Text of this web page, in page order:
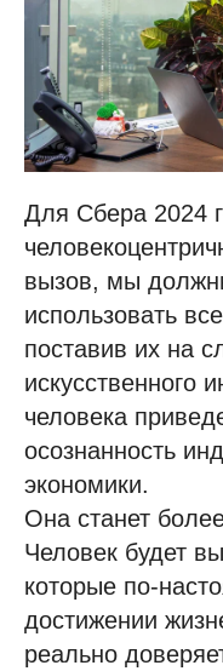
Для Сбера 2024
вызов, мы
использовать
поставив их на
искусственного
человека
осознанность
экономики.
Она станет
Человек будет
которые по-
достижении
реально